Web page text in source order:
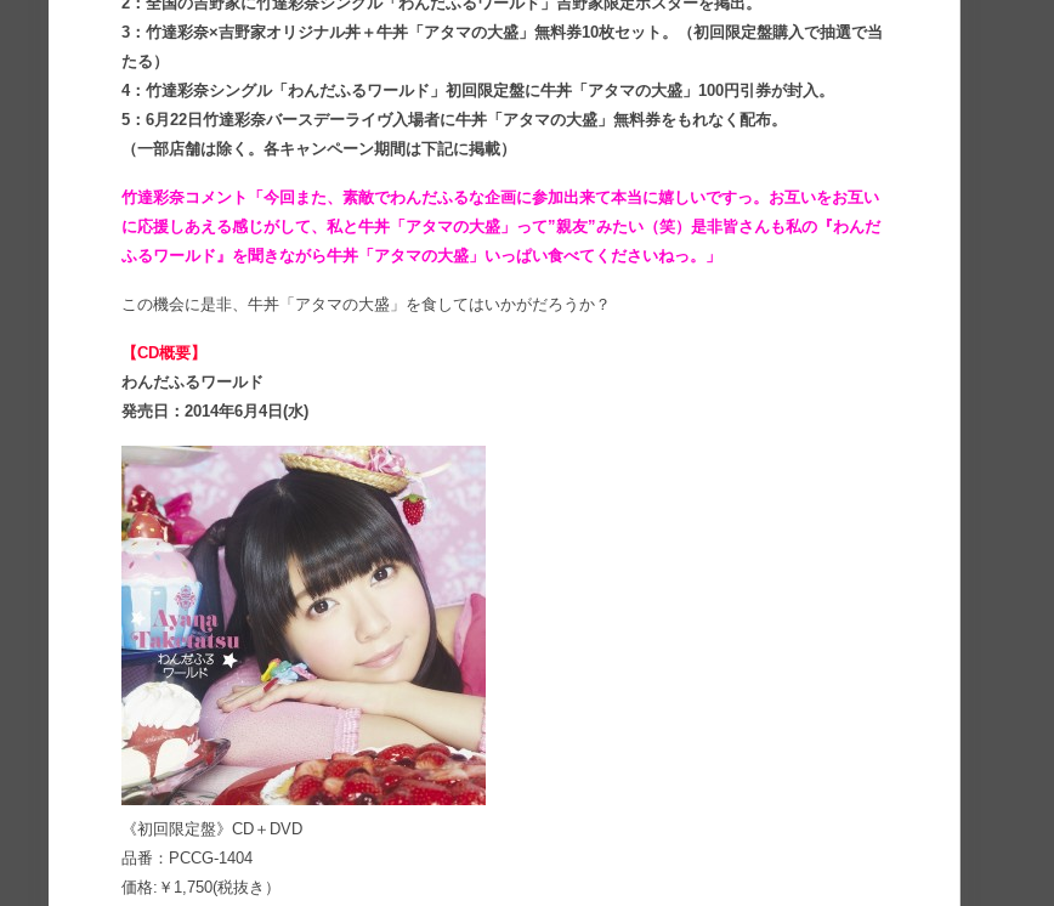
3：竹達彩奈×吉野家オリジナル丼＋牛丼「アタマの大盛」無料券10枚セット。（初回限定盤購入で抽選で当
たる）
4：竹達彩奈シングル「わんだふるワールド」初回限定盤に牛丼「アタマの大盛」100円引券が封入。
5：6月22日竹達彩奈バースデーライヴ入場者に牛丼「アタマの大盛」無料券をもれなく配布。
（一部店舗は除く。各キャンペーン期間は下記に掲載）
竹達彩奈コメント「今回また、素敵でわんだふるな企画に参加出来て本当に嬉しいですっ。お互いをお互い
に応援しあえる感じがして、私と牛丼「アタマの大盛」って”親友”みたい（笑）是非皆さんも私の『わんだ
ふるワールド』を聞きながら牛丼「アタマの大盛」いっぱい食べてくださいねっ。」
この機会に是非、牛丼「アタマの大盛」を食してはいかがだろうか？
【CD概要】
わんだふるワールド
発売日：2014年6月4日(水)
《初回限定盤》CD＋DVD
品番：PCCG-1404
価格:￥1,750(税抜き）